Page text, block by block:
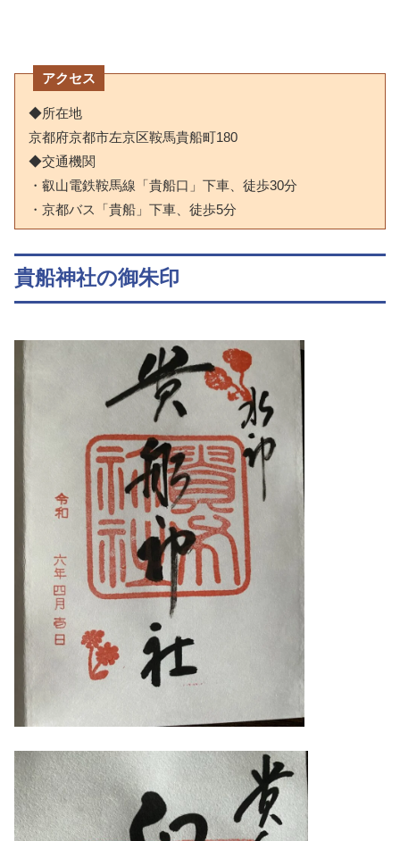
アクセス
◆所在地
京都府京都市左京区鞍馬貴船町180
◆交通機関
・叡山電鉄鞍馬線「貴船口」下車、徒歩30分
・京都バス「貴船」下車、徒歩5分
貴船神社の御朱印